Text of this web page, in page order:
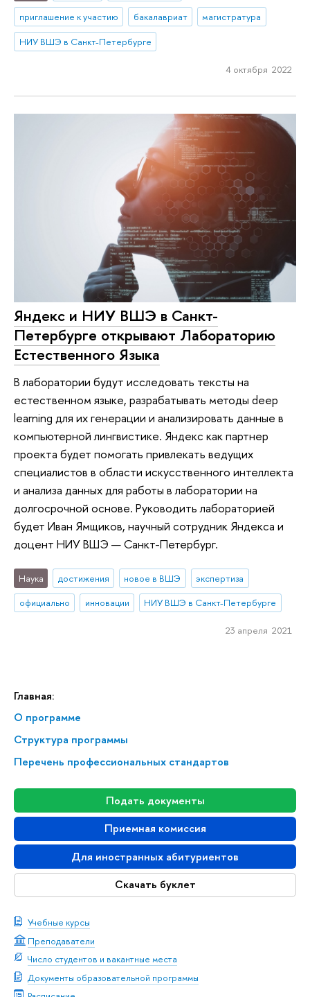
Главная:
О программе
Структура программы
Перечень профессиональных стандартов
Подать документы
Приемная комиссия
Для иностранных абитуриентов
Скачать буклет
Учебные курсы
Преподаватели
Число студентов и вакантные места
Документы образовательной программы
приглашение к участию бакалавриат
магистратура
НИУ ВШЭ в Санкт-Петербурге
4 октября 2022
Яндекс и НИУ ВШЭ в Санкт-
Петербурге открывают Лабораторию
Естественного Языка
В лаборатории будут исследовать тексты на
естественном языке, разрабатывать методы deep
learning для их генерации и анализировать данные в
компьютерной лингвистике. Яндекс как партнер
проекта будет помогать привлекать ведущих
специалистов в области искусственного интеллекта
и анализа данных для работы в лаборатории на
долгосрочной основе. Руководить лабораторией
будет Иван Ямщиков, научный сотрудник Яндекса и
доцент НИУ ВШЭ — Санкт-Петербург.
Наука достижения новое в ВШЭ
экспертиза
официально
инновации НИУ ВШЭ в Санкт-Петербурге
23 апреля 2021